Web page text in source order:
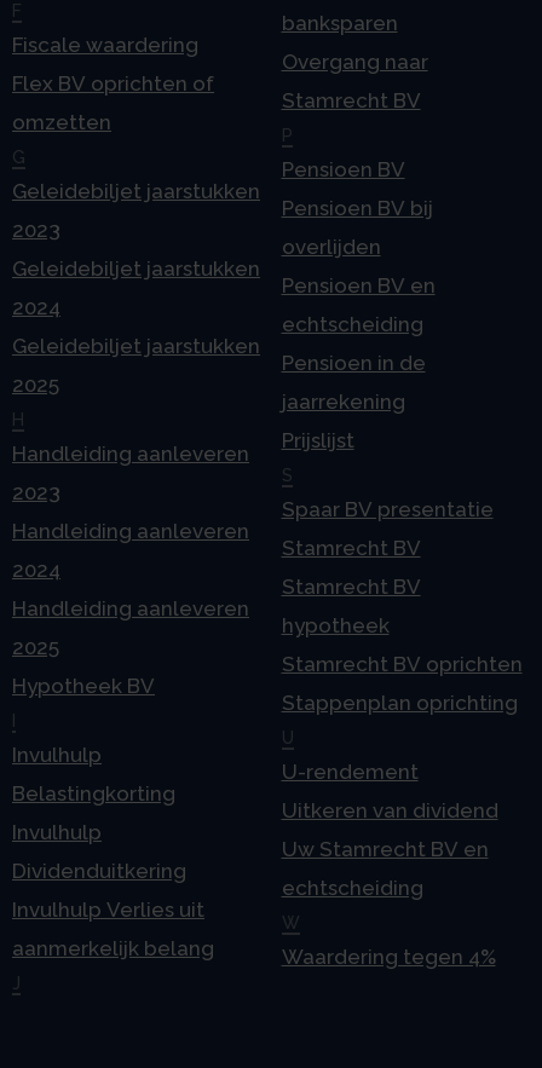
F
Fiscale waardering
Flex BV oprichten of
omzetten
G
Geleidebiljet jaarstukken
2023
Geleidebiljet jaarstukken
2024
Geleidebiljet jaarstukken
2025
H
Handleiding aanleveren
2023
Handleiding aanleveren
2024
Handleiding aanleveren
2025
Hypotheek BV
Invulhulp
Belastingkorting
Invulhulp
Dividenduitkering
Invulhulp Verlies uit
aanmerkelijk belang
J
banksparen
Overgang naar
Stamrecht BV
P
Pensioen BV
Pensioen BV bij
overlijden
Pensioen BV en
echtscheiding
Pensioen in de
jaarrekening
Prijslijst
S
Spaar BV presentatie
Stamrecht BV
Stamrecht BV
hypotheek
Stamrecht BV oprichten
Stappenplan oprichting
U
U-rendement
Uitkeren van dividend
Uw Stamrecht BV en
echtscheiding
W
Waardering tegen 4%